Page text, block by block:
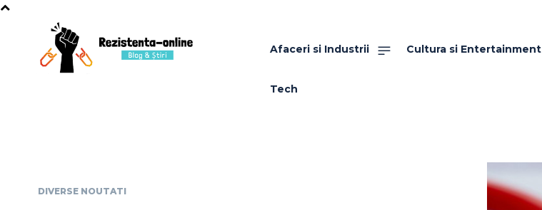
Afaceri si Industrii Cultura si Entertainment
Tech
DIVERSE NOUTATI